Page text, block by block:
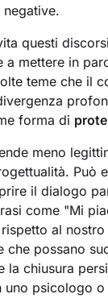
questi
a mettere in
teme che il
forma di
meno
Può
il dialogo
come "Mi
al
che possano
la chiusura
uno psicologo